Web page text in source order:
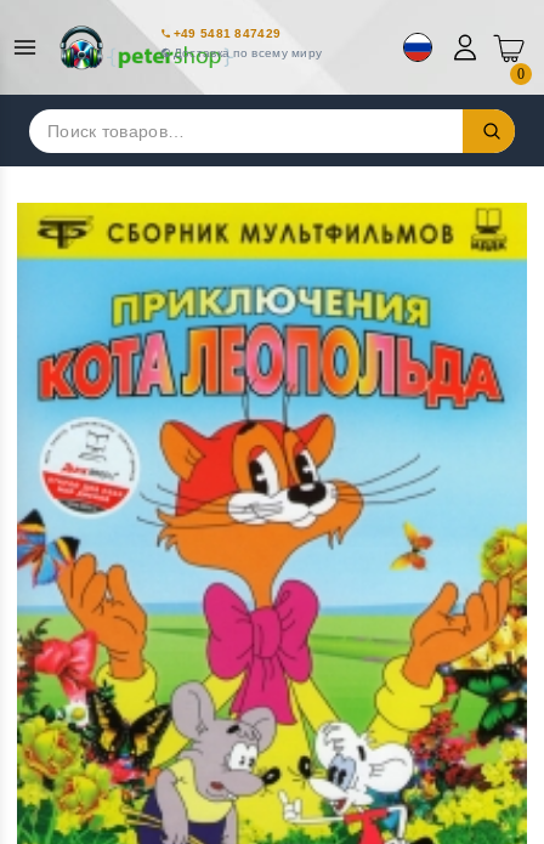
+49 5481 847429
Доставка по всему миру
0
Искать: